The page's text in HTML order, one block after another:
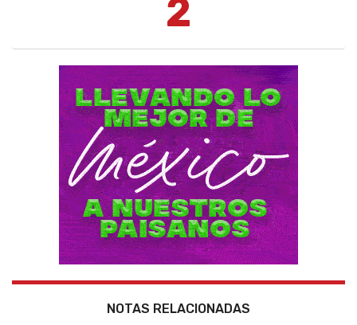
2
NOTAS RELACIONADAS